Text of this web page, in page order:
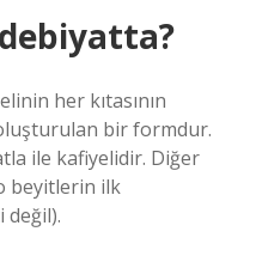
her kıtasının
bir formdur.
ile kafiyelidir. Diğer
beyitlerin ilk
değil).